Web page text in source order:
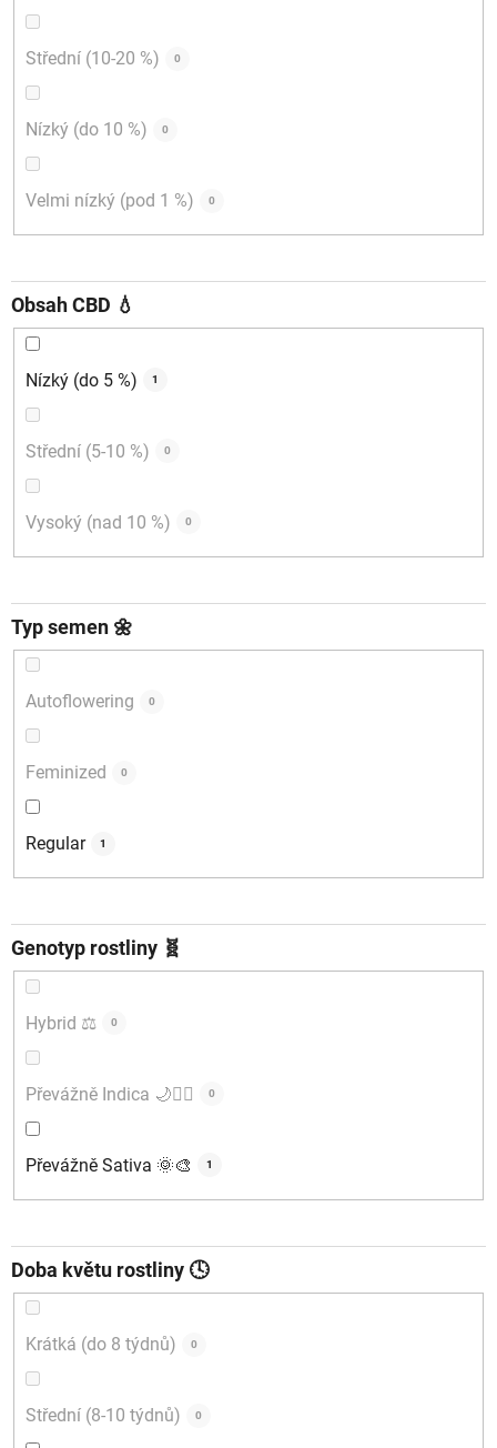
Střední (10-20 %) 0
Nízký (do 10 %) 0
Velmi nízký (pod 1 %) 0
Obsah CBD 💧
Nízký (do 5 %) 1
Střední (5-10 %) 0
Vysoký (nad 10 %) 0
Typ semen 🌼
Autoflowering 0
Feminized 0
Regular 1
Genotyp rostliny 🧬
Hybrid ⚖️ 0
Převážně Indica 🌙🧘‍♂️ 0
Převážně Sativa 🌞🎨 1
Doba květu rostliny 🕓
Krátká (do 8 týdnů) 0
Střední (8-10 týdnů) 0